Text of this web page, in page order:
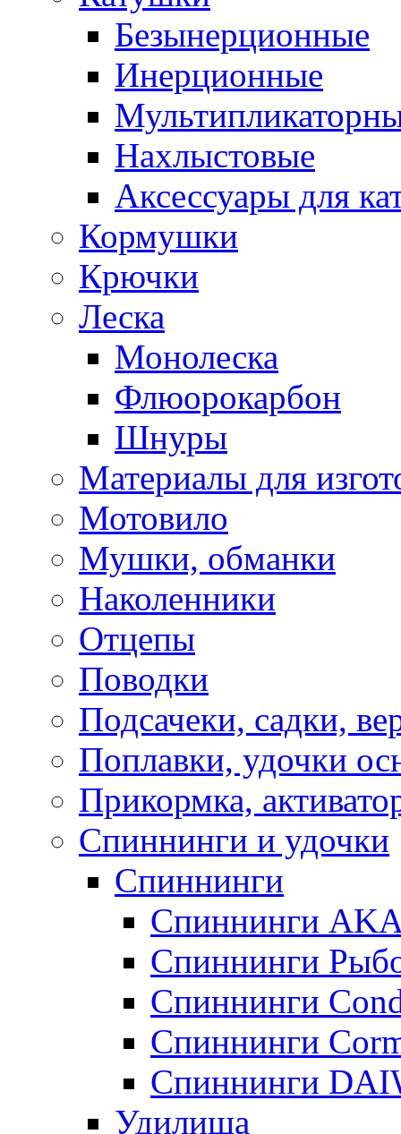
Безынерционные
Инерционные
Нахлыстовые
Аксессуары для
Кормушки
Крючки
Леска
Монолеска
Флюорокарбон
Шнуры
Материалы для
Мотовило
Мушки, обманки
Наколенники
Отцепы
Поводки
Подсачеки, садки,
Поплавки, удочки
Прикормка,
Спиннинги и удочки
Спиннинги
Спиннинги
Спиннинги
Спиннинги
Спиннинги
Спиннинги
Удилища